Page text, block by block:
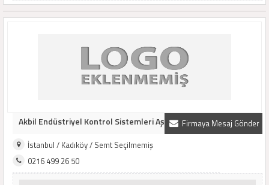
Firmaya Mesaj Gönder
Akbil Endüstriyel Kontrol Sistemleri Aş
İstanbul / Kadıköy / Semt Seçilmemiş
0216 499 26 50